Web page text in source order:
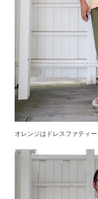
オレンジはドレスファティ